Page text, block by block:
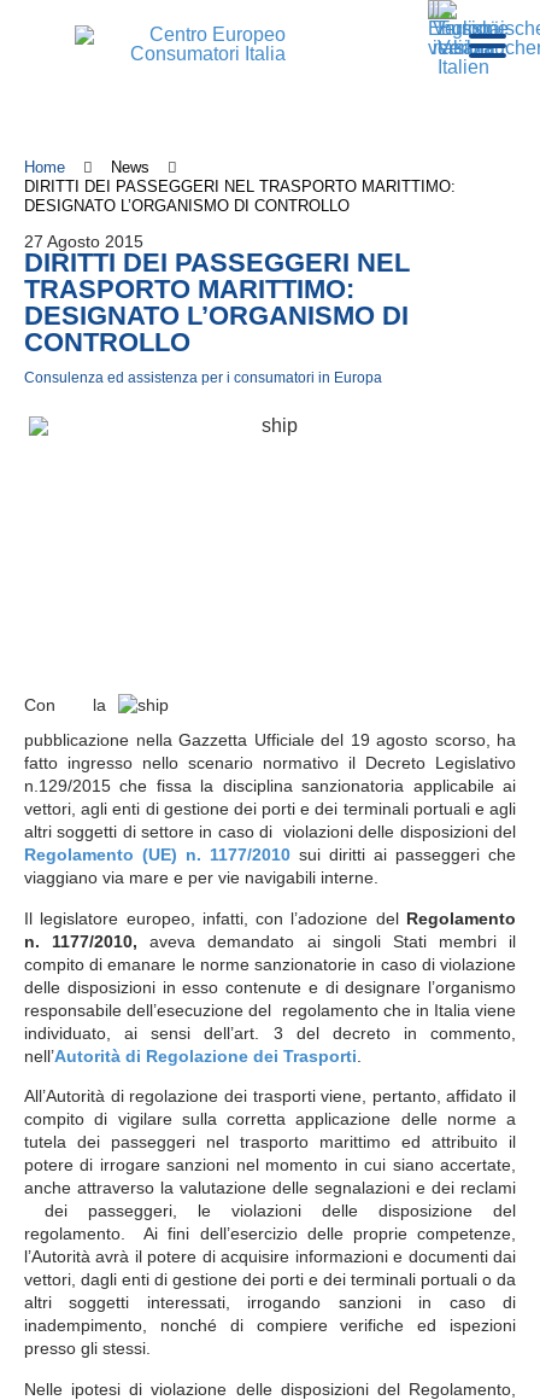
Home
News
DIRITTI DEI PASSEGGERI NEL TRASPORTO MARITTIMO:
DESIGNATO L’ORGANISMO DI CONTROLLO
27 Agosto 2015
DIRITTI DEI PASSEGGERI NEL
TRASPORTO MARITTIMO:
DESIGNATO L’ORGANISMO DI
CONTROLLO
Consulenza ed assistenza per i consumatori in Europa
Con la
pubblicazione nella Gazzetta Ufficiale del 19 agosto scorso, ha
fatto ingresso nello scenario normativo il Decreto Legislativo
n.129/2015 che fissa la disciplina sanzionatoria applicabile ai
vettori, agli enti di gestione dei porti e dei terminali portuali e agli
altri soggetti di settore in caso di violazioni delle disposizioni del
Regolamento (UE) n. 1177/2010 sui diritti ai passeggeri che
viaggiano via mare e per vie navigabili interne.
Il legislatore europeo, infatti, con l’adozione del Regolamento
n. 1177/2010,
aveva demandato ai singoli Stati membri il
compito di emanare le norme sanzionatorie in caso di violazione
delle disposizioni in esso contenute e di designare l’organismo
responsabile dell’esecuzione del regolamento che in Italia viene
individuato, ai sensi dell’art. 3 del decreto in commento,
nell’Autorità di Regolazione dei Trasporti
All’Autorità di regolazione dei trasporti viene, pertanto, affidato il
compito di vigilare sulla corretta applicazione delle norme a
tutela dei passeggeri nel trasporto marittimo ed attribuito il
potere di irrogare sanzioni nel momento in cui siano accertate,
anche attraverso la valutazione delle segnalazioni e dei reclami
dei passeggeri, le violazioni delle disposizione del
regolamento. Ai fini dell’esercizio delle proprie competenze,
l’Autorità avrà il potere di acquisire informazioni e documenti dai
vettori, dagli enti di gestione dei porti e dei terminali portuali o da
altri soggetti interessati, irrogando sanzioni in caso di
inadempimento, nonché di compiere verifiche ed ispezioni
presso gli stessi.
Nelle ipotesi di violazione delle disposizioni del Regolamento,